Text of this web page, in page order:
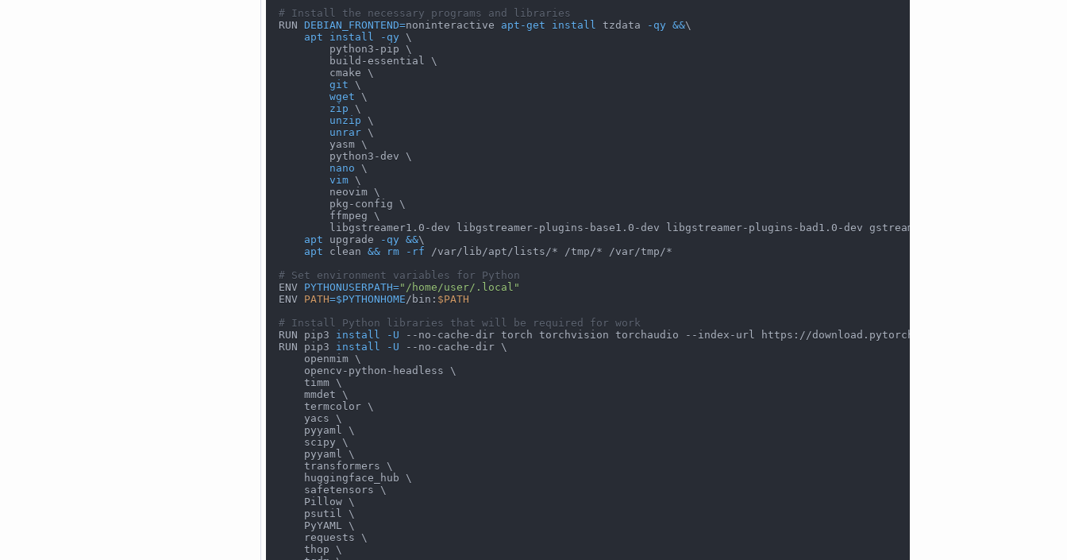
# Install the necessary programs and libraries
RUN DEBIAN_FRONTEND=noninteractive apt-get install tzdata -qy &&\
apt
install -qy \
        python3-pip
\
        build-essential
\
        cmake
\
git
\
wget
\
zip
\
unzip
\
unrar \
        yasm
\
        python3-dev
\
nano
\
vim \
        neovim
\
        pkg-config
\
        ffmpeg
\
libgstreamer1.0-dev libgstreamer-plugins-base1.0-dev libgstreamer-plugins-bad1.0-dev gstreamer1.0-plugins-base
apt upgrade -qy &&\
apt clean && rm -rf /var/lib/apt/lists/* /tmp/* /var/tmp/*
# Set environment variables for Python
ENV PYTHONUSERPATH="/home/user/.local"
ENV PATH=$PYTHONHOME/bin: $PATH
# Install Python libraries that will be required for work
RUN pip3 install -U --no-cache-dir torch torchvision torchaudio --index-url https://download.pytorch.org/whl/cu118
RUN pip3 install -U --no-cache-dir \
    openmim
\
    opencv-python-headless
\
    timm
\
    mmdet
\
    termcolor
\
    yacs
\
    pyyaml
\
    scipy
\
    pyyaml
\
    transformers
\
    huggingface_hub
\
    safetensors
\
    Pillow
\
    psutil
\
    PyYAML
\
    requests
\
    thop
\